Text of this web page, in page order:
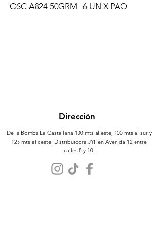
OSC A824 50GRM   6 UN X PAQ
Dirección
De la Bomba La Castellana 100 mts al este, 100 mts al sur y
125 mts al oeste. Distribuidora JYF en Avenida 12 entre
calles 8 y 10.